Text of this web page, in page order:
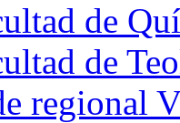
de
de
regional